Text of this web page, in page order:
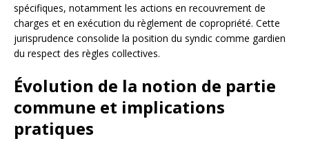
spécifiques, notamment les actions en recouvrement de
charges et en exécution du règlement de copropriété. Cette
jurisprudence consolide la position du syndic comme gardien
du respect des règles collectives.
Évolution de la notion de partie
commune et implications
pratiques